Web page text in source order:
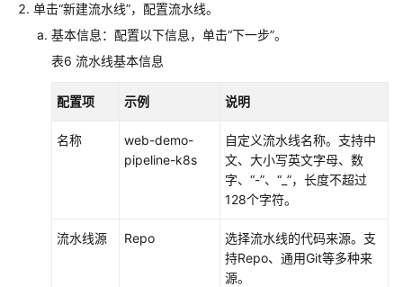
单击“新建流水线”，配置流水线。
基本信息：配置以下信息，单击“下一步”。
表6 流水线基本信息
配置项 示例 说明
名称
web-demo-
pipeline-k8s
自定义流水线名称。支持中
文、大小写英文字母、数
字、“-”、“_”，长度不超过
128个字符。
流水线源 Repo
选择流水线的代码来源。支
持Repo、通用Git等多种来
源。